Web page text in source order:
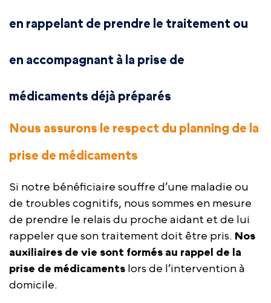
en rappelant de prendre le traitement ou
en accompagnant à la prise de
médicaments déjà préparés
Nous assurons le respect du planning de la
prise de médicaments
Si notre bénéficiaire souffre d’une maladie ou
de troubles cognitifs, nous sommes en mesure
de prendre le relais du proche aidant et de lui
rappeler que son traitement doit être pris. Nos
auxiliaires de vie sont formés au rappel de la
prise de médicaments lors de l’intervention à
domicile.